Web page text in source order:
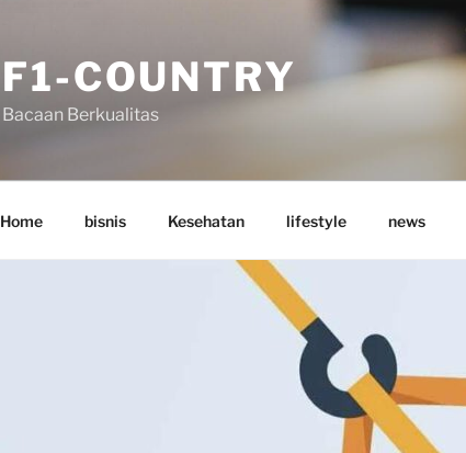
F1-COUNTRY
Bacaan Berkualitas
Home bisnis Kesehatan lifestyle news